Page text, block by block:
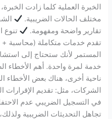
الخبرة العملية كلما زادت
مختلف الحالات الضريبية.
تقارير واضحة ومفهومة.
تنوع
تقدم خدمات متكاملة (محاسبة
المستمر لأنك ستحتاج إلى
خدمة لمرة واحدة. أهم الأخطاء
ناحية أخرى، هناك بعض الأخطاء
الشركات، مثل: تقديم الإقرارات
في التسجيل الضريبي عدم
تجاهل التحديثات الضريبية